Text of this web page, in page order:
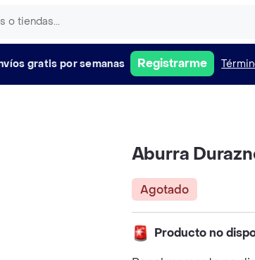
gratis por semanas Registrarme
Aburra
Agotado
Producto no